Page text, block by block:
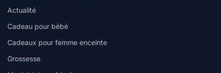
Actualité
Cadeau pour bébé
Cadeaux pour femme enceinte
Grossesse